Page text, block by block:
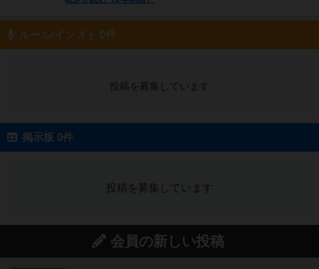
ルール/インスト 0件
投稿を募集しています
掲示板 0件
投稿を募集しています
会員の新しい投稿